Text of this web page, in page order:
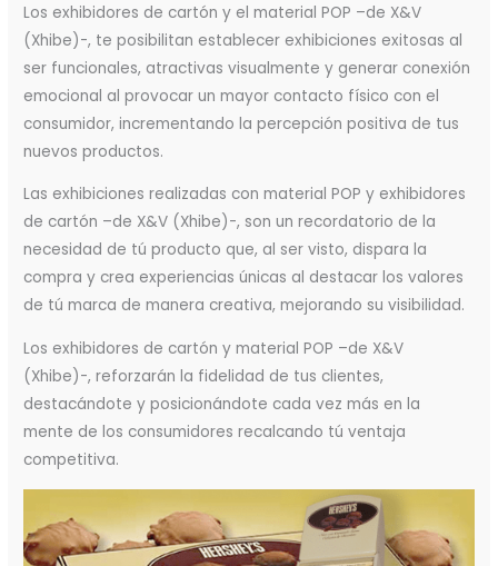
Los exhibidores de cartón y el material POP –de X&V
(Xhibe)-, te posibilitan establecer exhibiciones exitosas al
ser funcionales, atractivas visualmente y generar conexión
emocional al provocar un mayor contacto físico con el
consumidor, incrementando la percepción positiva de tus
nuevos productos.
Las exhibiciones realizadas con material POP y exhibidores
de cartón –de X&V (Xhibe)-, son un recordatorio de la
necesidad de tú producto que, al ser visto, dispara la
compra y crea experiencias únicas al destacar los valores
de tú marca de manera creativa, mejorando su visibilidad.
Los exhibidores de cartón y material POP –de X&V
(Xhibe)-, reforzarán la fidelidad de tus clientes,
destacándote y posicionándote cada vez más en la
mente de los consumidores recalcando tú ventaja
competitiva.